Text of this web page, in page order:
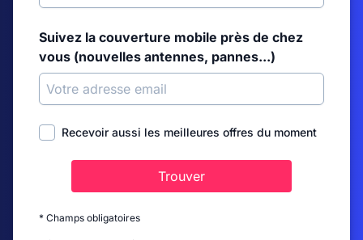
Suivez la couverture mobile près de chez
vous (nouvelles antennes, pannes...)
Recevoir aussi les meilleures offres du moment
Trouver
* Champs obligatoires